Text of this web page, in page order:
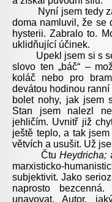
Nyní jsem tedy
doma namluvil, že se
hysterii. Zabralo to.
uklidňující účinek.
Upekl jsem si s
slovo ten „báč“ –
koláč nebo pro
devátou hodinou
bolet nohy, jak jsem
Stan jsem nalezl
jehličím. Uvnitř již
ještě teplo, a tak
větvích a usušit. Už
ČtuHeydricha;
marxisticko-
subjektivit. Jako
naprosto
unavovat. Autor,